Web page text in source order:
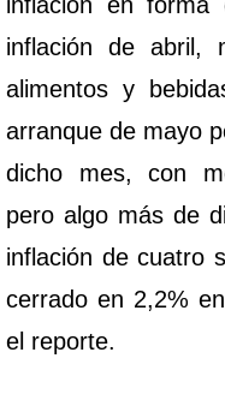
inflación de abril,
alimentos y
arranque de mayo
dicho mes, con
pero algo más de
inflación de cuatro
cerrado en 2,2%
el reporte.